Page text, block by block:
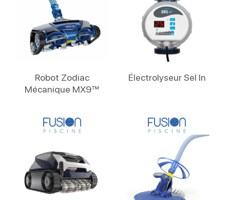
Robot Zodiac
Mécanique MX9™
Électrolyseur Sel In